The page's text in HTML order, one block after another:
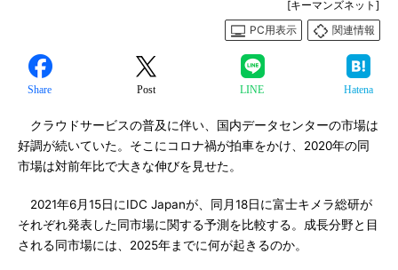
[キーマンズネット]
PC用表示
関連情報
Share Post LINE Hatena
クラウドサービスの普及に伴い、国内データセンターの市場は
好調が続いていた。そこにコロナ禍が拍車をかけ、2020年の同
市場は対前年比で大きな伸びを見せた。
2021年6月15日にIDC Japanが、同月18日に富士キメラ総研が
それぞれ発表した同市場に関する予測を比較する。成長分野と目
される同市場には、2025年までに何が起きるのか。